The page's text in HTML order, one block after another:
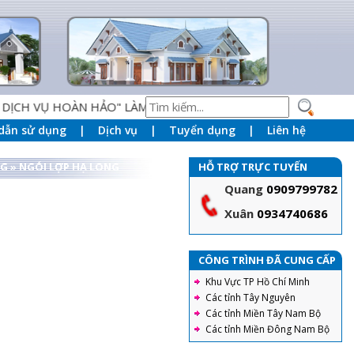
HOÀN HẢO" LÀM NỀN TẢNG PHỤC VỤ KHÁCH HÀNG
sử dụng Dịch vụ Tuyển dụng Liên hệ
»NGÓI LỢP HẠ LONG HỖ TRỢ TRỰC TUYẾN
Quang 0909799782
Xuân 0934740686
CÔNG TRÌNH ĐÃ CUNG CẤP
Khu Vực TP Hồ Chí Minh
Các tỉnh Tây Nguyên
Các tỉnh Miền Tây Nam Bộ
Các tỉnh Miền Đông Nam Bộ
Ngói tráng men Prime - Đặc
điểm, các mẫu ngói thông
dụng và hướng dẫn lợp ngói
tráng men đúng tiêu chuẩn
kỹ thuật nhất
Ngói Prime thông dụng
trên thị trường gồm hai
loại chính là ngói Prime
Hera cao cấp và Prime dòng S.